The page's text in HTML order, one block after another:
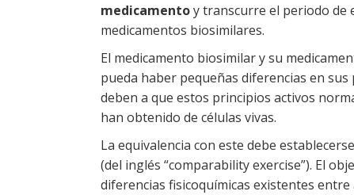
medicamentoy transcurre el periodo de
medicamentos biosimilares.
El medicamento biosimilar y su
pueda haber pequeñas diferencias en
deben a que estos principios activos
han obtenido de células vivas.
La equivalencia con este debe
(del inglés “comparability exercise”). El
diferencias fisicoquímicas existentes